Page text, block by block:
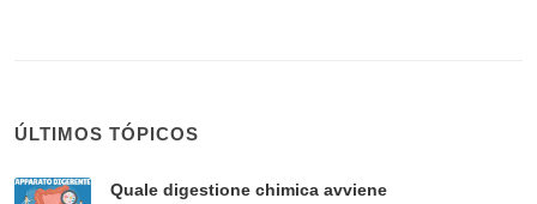
ÚLTIMOS TÓPICOS
Quale digestione chimica avviene